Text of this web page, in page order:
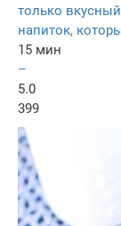
только
напиток,
15 мин
–
5.0
399